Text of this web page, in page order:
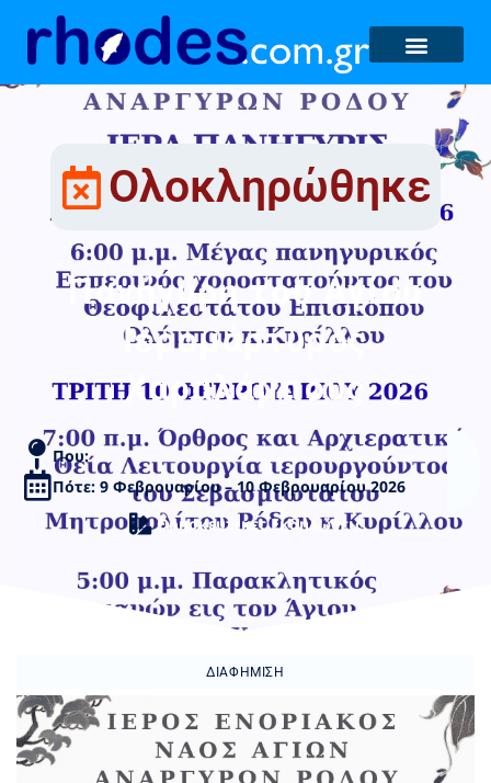
Ολοκληρώθηκε
Πανήγυρη του Αγίου
Ιερομάρτυρος
Χαραλάμπους
Που:
Πότε: 9 Φεβρουαρίου – 10 Φεβρουαρίου 2026
Θρησκευτικές Εκδηλώσεις
ΔΙΑΦΉΜΙΣΗ